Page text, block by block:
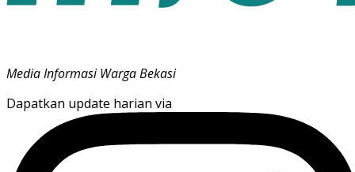
Media Informasi Warga Bekasi
Dapatkan update harian via